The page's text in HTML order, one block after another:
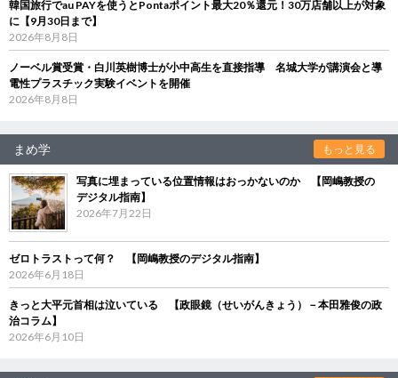
韓国旅行でau PAYを使うとPontaポイント最大20％還元！30万店舗以上が対象
に【9月30日まで】
2026年8月8日
ノーベル賞受賞・白川英樹博士が小中高生を直接指導 名城大学が講演会と導
電性プラスチック実験イベントを開催
2026年8月8日
まめ学 もっと見る
写真に埋まっている位置情報はおっかないのか 【岡嶋教授の
デジタル指南】
2026年7月22日
ゼロトラストって何？ 【岡嶋教授のデジタル指南】
2026年6月18日
きっと大平元首相は泣いている 【政眼鏡（せいがんきょう）－本田雅俊の政
治コラム】
2026年6月10日